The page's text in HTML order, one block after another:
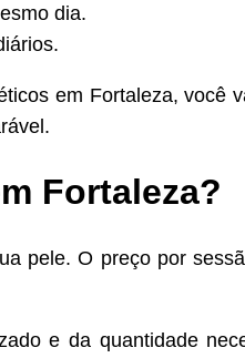
dia.
em Fortaleza, você
Fortaleza?
pele. O preço por
e da quantidade